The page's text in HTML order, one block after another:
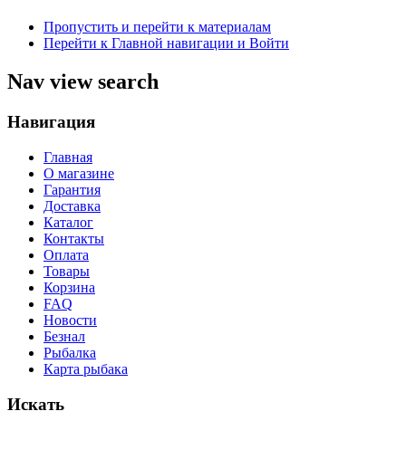
Пропустить и перейти к материалам
Перейти к Главной навигации и Войти
Nav view search
Навигация
Главная
О магазине
Гарантия
Доставка
Каталог
Контакты
Оплата
Товары
Корзина
FAQ
Новости
Безнал
Рыбалка
Карта рыбака
Искать